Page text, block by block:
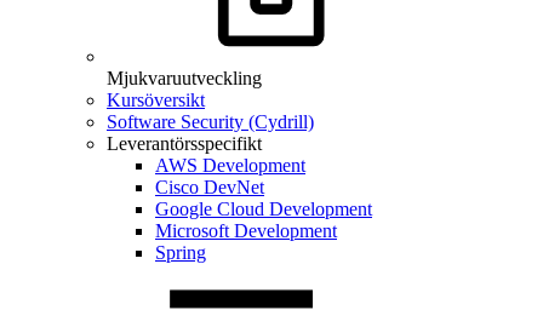
Mjukvaruutveckling
Kursöversikt
Software Security (Cydrill)
Leverantörsspecifikt
AWS Development
Cisco DevNet
Google Cloud Development
Microsoft Development
Spring